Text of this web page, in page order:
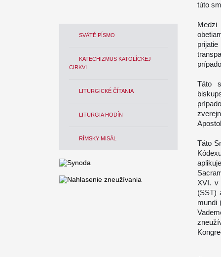
SVÄTÉ PÍSMO
KATECHIZMUS KATOLÍCKEJ
CIRKVI
LITURGICKÉ ČÍTANIA
LITURGIA HODÍN
RÍMSKY MISÁL
túto
Táto
Táto
XVI. v
(SST)
mundi